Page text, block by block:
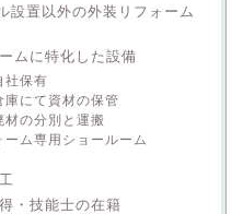
設置以外の外装リフォーム
ムに特化した設備
社保有
庫にて資材の保管
材の分別と運搬
ーム専用ショールーム
・技能士の在籍